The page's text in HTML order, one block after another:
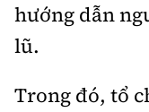
hướng dẫn
lũ.
Trong đó, tổ